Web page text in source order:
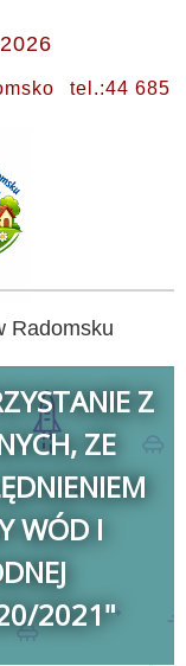
tel.:44 685
Radomsku
Z
ZE
WÓD I
2021"